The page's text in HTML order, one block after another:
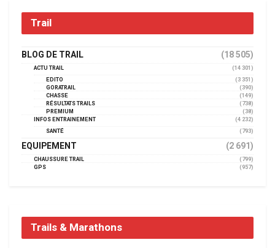
Trail
BLOG DE TRAIL (18 505)
ACTU TRAIL
(14 301)
EDITO
(3 351)
GORATRAIL
(390)
CHASSE
(149)
RÉSULTATS TRAILS
(738)
PREMIUM
(38)
INFOS ENTRAINEMENT
(4 232)
SANTÉ
(793)
EQUIPEMENT (2 691)
CHAUSSURE TRAIL
(799)
GPS
(957)
Trails & Marathons